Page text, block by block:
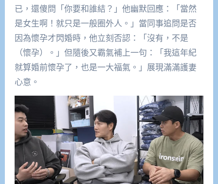
已，還傻問「你要和誰結？」他幽默回應：「當然
是女生啊！就只是一般圈外人。」當同事追問是否
因為懷孕才閃婚時，他立刻否認：「沒有，不是
（懷孕）。」但隨後又霸氣補上一句：「我這年紀
就算婚前懷孕了，也是一大福氣。」展現滿滿護妻
心意。